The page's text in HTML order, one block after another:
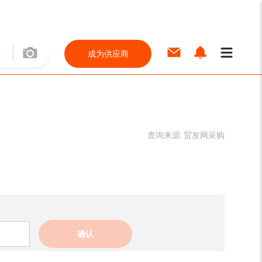
成为供应商
查询来源: 贸发网采购
确认